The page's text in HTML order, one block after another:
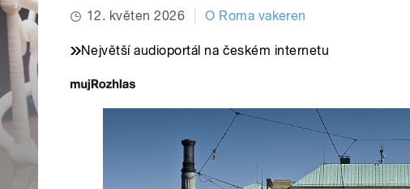
12. květen 2026 O Roma vakeren
Největší audioportál na českém internetu